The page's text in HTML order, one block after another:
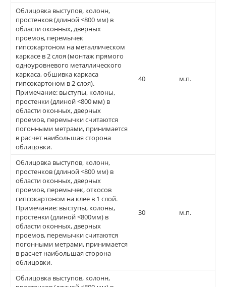
Облицовка выступов, колонн,
простенков (длиной <800 мм) в
области оконных, дверных
проемов, перемычек
гипсокартоном на металлическом
каркасе в 2 слоя (монтаж прямого
одноуровневого металлического
каркаса, обшивка каркаса
гипсокартоном в 2 слоя).
Примечание: выступы, колоны,
простенки (длиной <800 мм) в
области оконных, дверных
проемов, перемычки считаются
погонными метрами, принимается
в расчет наибольшая сторона
облицовки.
40 м.п.
Облицовка выступов, колонн,
простенков (длиной <800 мм) в
области оконных, дверных
проемов, перемычек, откосов
гипсокартоном на клее в 1 слой.
Примечание: выступы, колоны,
простенки (длиной <800мм) в
области оконных, дверных
проемов, перемычки считаются
погонными метрами, принимается
в расчет наибольшая сторона
облицовки.
30 м.п.
Облицовка выступов, колонн,